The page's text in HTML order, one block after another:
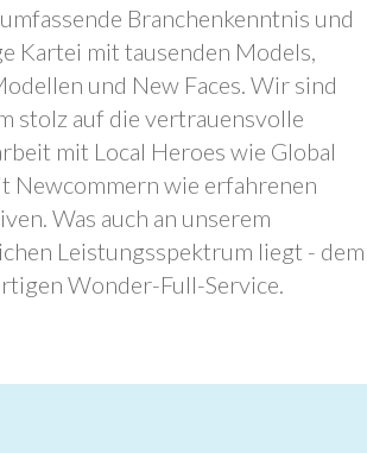
Branchenkenntnis und
Kartei mit tausenden Models,
und New Faces. Wir sind
stolz auf die vertrauensvolle
mit Local Heroes wie Global
Newcommern wie erfahrenen
Was auch an unserem
Leistungsspektrum liegt - dem
Wonder-Full-Service.